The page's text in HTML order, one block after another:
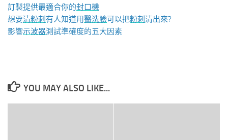
訂製提供最適合你的封口機
想要清粉刺 有人知道用醫洗臉可以把粉刺 清出來?
影響示波器測試準確度的五大因素
YOU MAY ALSO LIKE...